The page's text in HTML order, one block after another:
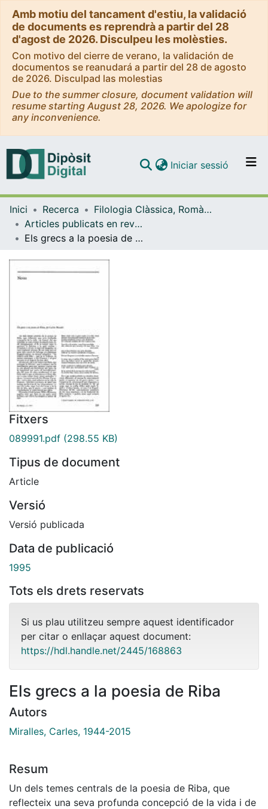
Amb motiu del tancament d'estiu, la validació
de documents es reprendrà a partir del 28
d'agost de 2026. Disculpeu les molèsties.
Con motivo del cierre de verano, la validación de
documentos se reanudará a partir del 28 de agosto
de 2026. Disculpad las molestias
Due to the summer closure, document validation will
resume starting August 28, 2026. We apologize for
any inconvenience.
Navega per tot el DD
Iniciar sessió (current)
Inici Recerca
Filologia Clàssica, Romànica i Semítica
Articles publicats en revistes (Filologia Clàssica, Romànica i Semítica)
Els grecs a la poesia de Riba
Fitxers
089991.pdf (298.55 KB)
Tipus de document
Article
Versió
Versió publicada
Data de publicació
1995
Tots els drets reservats
Si us plau utilitzeu sempre aquest identificador
per citar o enllaçar aquest document:
https://hdl.handle.net/2445/168863
Els grecs a la poesia de Riba
Autors
Miralles, Carles, 1944-2015
Resum
Un dels temes centrals de la poesia de Riba, que
reflecteix una seva profunda concepció de la vida i de